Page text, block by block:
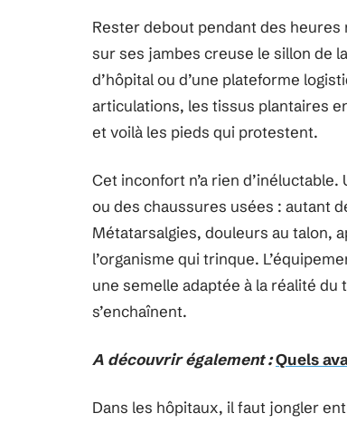
Rester debout pendant des heures
sur ses jambes creuse le sillon de
d’hôpital ou d’une plateforme
articulations, les tissus plantaires
et voilà les pieds qui protestent.
Cet inconfort n’a rien
ou des chaussures usées : autant
Métatarsalgies, douleurs au talon,
l’organisme qui trinque.
une semelle adaptée à la réalité
s’enchaînent.
A découvrir également :Quels
Dans les hôpitaux, il faut jongler